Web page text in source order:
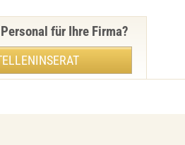
für Ihre Firma?